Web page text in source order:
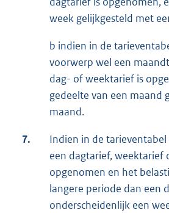
week gelijkgesteld met
b indien in de
voorwerp wel een
dag- of weektarief is
gedeelte van een maand
maand.
7.
Indien in de
een dagtarief, weektarief
opgenomen en het
langere periode dan een
onderscheidenlijk een